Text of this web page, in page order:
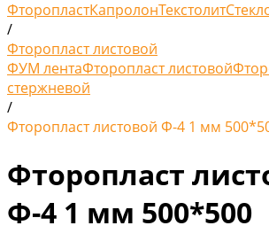
ФторопластКапролонТекстолит
/
Фторопласт листовой
ФУМ лентаФторопласт листовой
стержневой
/
Фторопласт листовой Ф-4 1 мм
Фторопласт
Ф-4 1 мм 500*500